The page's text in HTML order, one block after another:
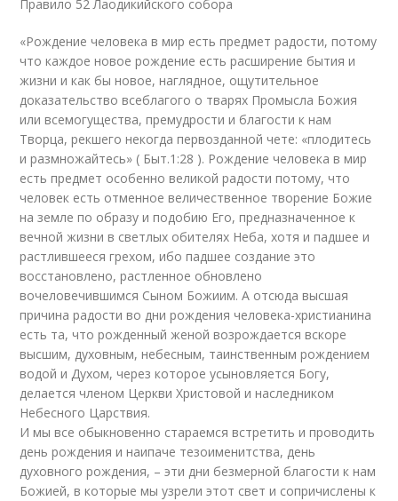
Правило 52 Лаодикийского собора
«Рождение человека в мир есть предмет радости, потому
что каждое новое рождение есть расширение бытия и
жизни и как бы новое, наглядное, ощутительное
доказательство всеблагого о тварях Промысла Божия
или всемогущества, премудрости и благости к нам
Творца, рекшего некогда первозданной чете: «плодитесь
и размножайтесь» ( Быт.1:28 ). Рождение человека в мир
есть предмет особенно великой радости потому, что
человек есть отменное величественное творение Божие
на земле по образу и подобию Его, предназначенное к
вечной жизни в светлых обителях Неба, хотя и падшее и
растлившееся грехом, ибо падшее создание это
восстановлено, растленное обновлено
вочеловечившимся Сыном Божиим. А отсюда высшая
причина радости во дни рождения человека-христианина
есть та, что рожденный женой возрождается вскоре
высшим, духовным, небесным, таинственным рождением
водой и Духом, через которое усыновляется Богу,
делается членом Церкви Христовой и наследником
Небесного Царствия.
И мы все обыкновенно стараемся встретить и проводить
день рождения и наипаче тезоименитства, день
духовного рождения, – эти дни безмерной благости к нам
Божией, в которые мы узрели этот свет и сопричислены к